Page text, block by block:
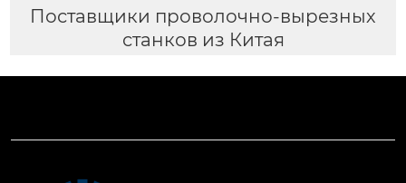
Поставщики проволочно-вырезных
станков из Китая